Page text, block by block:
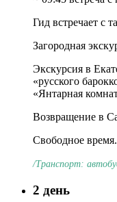
Гид встречает с
Загородная
Экскурсия в
«русского
«Янтарная
Возвращение в
Свободное время.
/Транспорт:
2 день